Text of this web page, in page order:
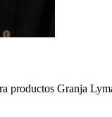
productos Granja